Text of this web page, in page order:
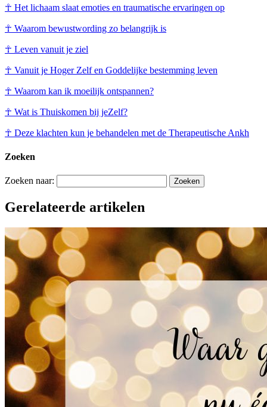
☥ Het lichaam slaat emoties en traumatische ervaringen op
☥ Waarom bewustwording zo belangrijk is
☥ Leven vanuit je ziel
☥ Vanuit je Hoger Zelf en Goddelijke bestemming leven
☥ Waarom kan ik moeilijk ontspannen?
☥ Wat is Thuiskomen bij jeZelf?
☥ Deze klachten kun je behandelen met de Therapeutische Ankh
Zoeken
Zoeken naar:
Gerelateerde artikelen